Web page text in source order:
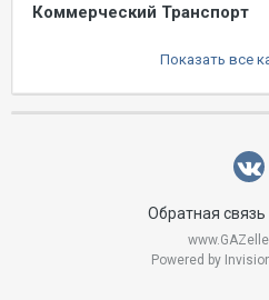
Коммерческий Транспорт
Показать все
Обратная связь
Powered by